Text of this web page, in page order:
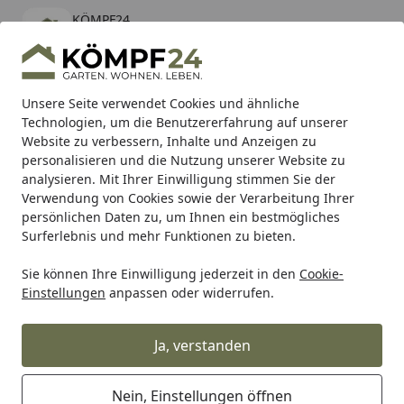
Unsere Seite verwendet Cookies und ähnliche
Technologien, um die Benutzererfahrung auf unserer
Website zu verbessern, Inhalte und Anzeigen zu
personalisieren und die Nutzung unserer Website zu
analysieren. Mit Ihrer Einwilligung stimmen Sie der
Verwendung von Cookies sowie der Verarbeitung Ihrer
persönlichen Daten zu, um Ihnen ein bestmögliches
Surferlebnis und mehr Funktionen zu bieten.
Sie können Ihre Einwilligung jederzeit in den Cookie-
Einstellungen anpassen oder widerrufen.
Ja, verstanden
Nein, Einstellungen öffnen
KÖMPF24
kostenlos - Im App Store
Hotline
Alle Produkte
Mein Konto
Suchen
Karibu Pools inkl. gratis Sandfilteranlage & Pool-
Starterset (Gesamtwert bis 468,99€)
Startseite
TRW Trw Bremsbeläge TRW Bremsbelag MCB 589 mit
TRW Bremsbelag MCB 589 mit